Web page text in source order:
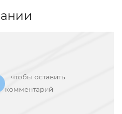
чтобы оставить
комментарий